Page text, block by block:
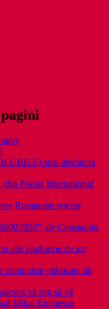
sms descărcat
Poesis International
Romanian poems
de Constantin
alte platforme de azi
comuniste publicate de
vă rog să vă
Mihai Eminescu